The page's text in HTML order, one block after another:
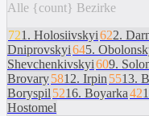
Alle {count} Bezirke
721 . Holosiivskyi622.
Dniprovskyi645.
Shevchenkivskyi609.
Brovary5812. Irpin 5513.
Boryspil 5216. Boyarka42
Hostomel